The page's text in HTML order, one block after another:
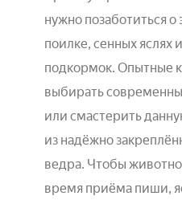
нужно позаботиться
поилке, сенных яслях
подкормок. Опытные
выбирать
или смастерить
из надёжно
ведра. Чтобы
время приёма пиши,